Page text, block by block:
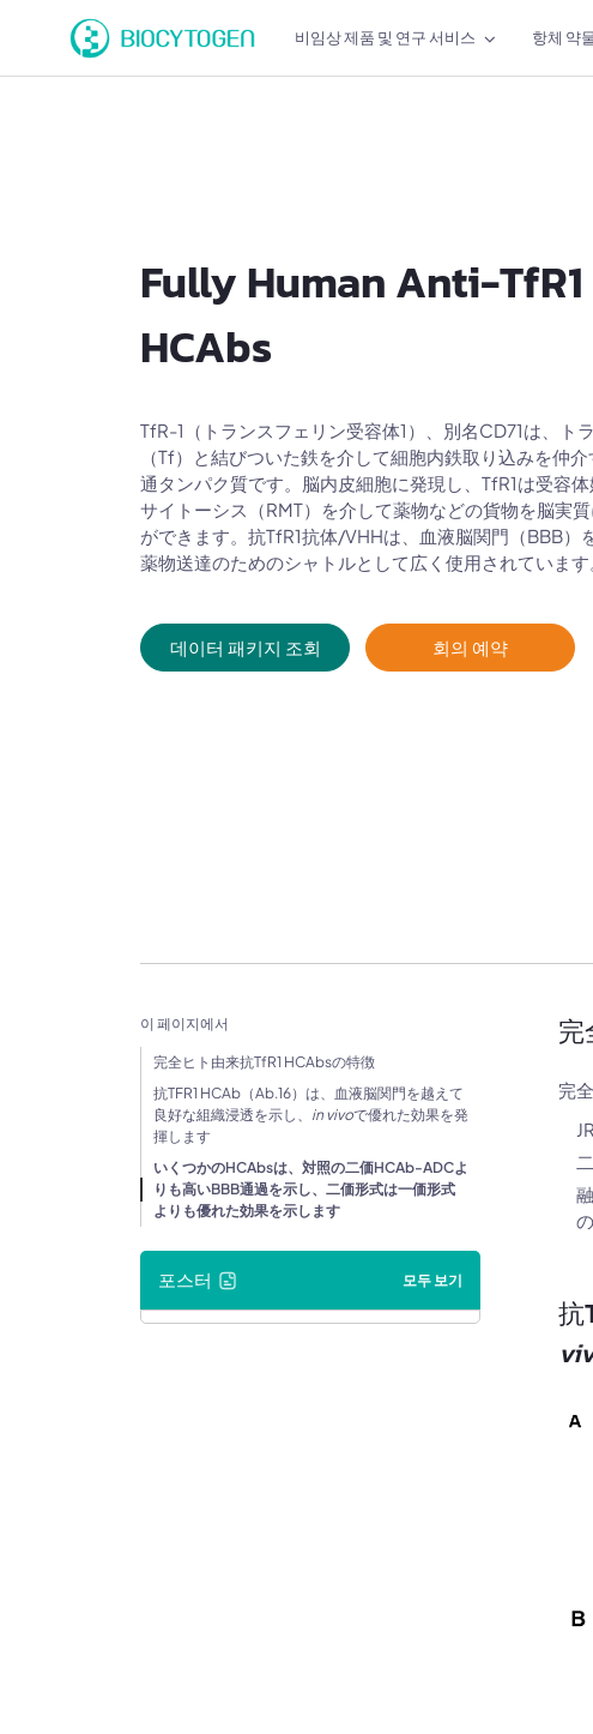
비임상 제품 및 연구 서비스 항체 약
Fully Human Anti-TfR1
HCAbs
TfR-1（トランスフェリン受容体1）、別名CD71は、ト
（Tf）と結びついた鉄を介して細胞内鉄取り込みを仲
通タンパク質です。脳内皮細胞に発現し、TfR1は受容
サイトーシス（RMT）を介して薬物などの貨物を脳実
ができます。抗TfR1抗体/VHHは、血液脳関門（BBB）
薬物送達のためのシャトルとして広く使用されています
데이터 패키지 조회 회의 예약
이 페이지에서
完全ヒト由来抗TfR1 HCAbsの特徴
抗TFR1 HCAb（Ab.16）は、血液脳関門を越えて
良好な組織浸透を示し、 in vivoで優れた効果を発
揮します
いくつかのHCAbsは、対照の二価HCAb-ADCよ
りも高いBBB通過を示し、二価形式は一価形式
よりも優れた効果を示します
포스터 모두 보기
完
完
抗